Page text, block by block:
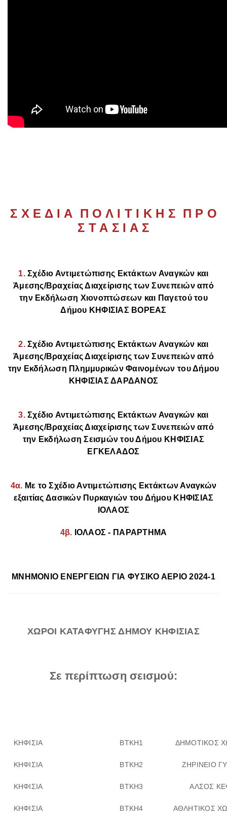
Σ Χ Ε Δ Ι Α Π Ο Λ Ι Τ Ι Κ Η Σ Π Ρ Ο
Σ Τ Α Σ Ι Α Σ
1.Σχέδιο Αντιμετώπισης Εκτάκτων Αναγκών και
Άμεσης/Βραχείας Διαχείρισης των Συνεπειών από
την Εκδήλωση Χιονοπτώσεων και Παγετού του
Δήμου ΚΗΦΙΣΙΑΣ ΒΟΡΕΑΣ
2.Σχέδιο Αντιμετώπισης Εκτάκτων Αναγκών και
Άμεσης/Βραχείας Διαχείρισης των Συνεπειών από
την Εκδήλωση Πλημμυρικών Φαινομένων του Δήμου
ΚΗΦΙΣΙΑΣ ΔΑΡΔΑΝΟΣ
3.Σχέδιο Αντιμετώπισης Εκτάκτων Αναγκών και
Άμεσης/Βραχείας Διαχείρισης των Συνεπειών από
την Εκδήλωση Σεισμών του Δήμου ΚΗΦΙΣΙΑΣ
ΕΓΚΕΛΑΔΟΣ
4α. Με το Σχέδιο Αντιμετώπισης Εκτάκτων Αναγκών
εξαιτίας Δασικών Πυρκαγιών του Δήμου ΚΗΦΙΣΙΑΣ
ΙΟΛΑΟΣ
4β. ΙΟΛΑΟΣ - ΠΑΡΑΡΤΗΜΑ
ΜΝΗΜΟΝΙΟ ΕΝΕΡΓΕΙΩΝ ΓΙΑ ΦΥΣΙΚΟ ΑΕΡΙΟ 2024-1
ΧΩΡΟΙ ΚΑΤΑΦΥΓΗΣ ΔΗΜΟΥ ΚΗΦΙΣΙΑΣ
Σε περίπτωση σεισμού:
ΚΗΦΙΣΙΑ ΒΤΚΗ1 ΔΗΜΟΤΙΚΟΣ
ΚΗΦΙΣΙΑ ΒΤΚΗ2 ΖΗΡΙΝΕΙΟ
ΚΗΦΙΣΙΑ ΒΤΚΗ3 ΑΛΣΟΣ
ΚΗΦΙΣΙΑ ΒΤΚΗ4 ΑΘΛΗΤΙΚΟΣ